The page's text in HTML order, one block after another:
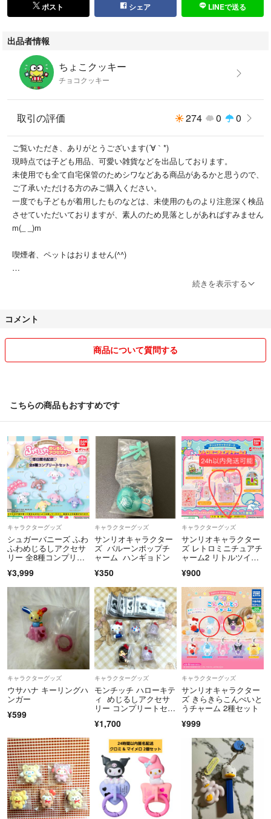
ポスト シェア LINEで送る
出品者情報
ちょこクッキー
チョコクッキー
取引の評価 274 0 0
ご覧いただき、ありがとうございます(´∀｀*)
現時点では子ども用品、可愛い雑貨などを出品しております。
未使用でも全て自宅保管のためシワなどある商品があるかと思うので、
ご了承いただける方のみご購入ください。
一度でも子どもが着用したものなどは、未使用のものより注意深く検品
させていただいておりますが、素人のため見落としがあればすみません
m(_ _)m
喫煙者、ペットはおりません(^^)
★基本、郵便局からの発送となるため平日に発送させていただくことが
★コンビニ、ATM払いの選択をされている方で最近お支払いいただけ
い方法の方はいつまでにお支払いしていただけるか確認させていただき
ます。
★お取り置きはしておりません。
続きを表示する
コメント
商品について質問する
こちらの商品もおすすめです
キャラクターグッズ
シュガーバニーズ ふわ
ふわめじるしアクセサ
リー 全8種コンプリー
ャ カプセルトイ コン
プセット
¥3,999
キャラクターグッズ
サンリオキャラクター
ズ バルーンポップチ
ャーム ハンギョドン
¥350
キャラクターグッズ
サンリオキャラクター
ズ レトロミニチュアチ
ャーム2 リトルツイン
¥900
キャラクターグッズ
ウサハナ キーリングハ
ンガー
¥599
キャラクターグッズ
モンチッチ ハローキテ
ィ めじるしアクセサ
リー コンプリートセッ
¥1,700
キャラクターグッズ
サンリオキャラクター
ズ きらきらこんぺいと
うチャーム 2種セット
¥999